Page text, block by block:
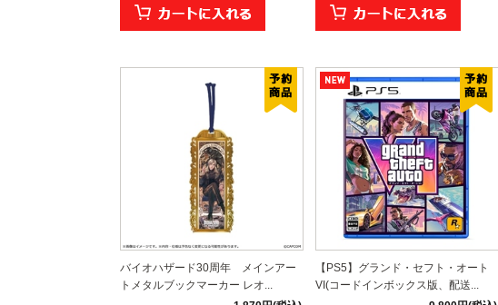
バイオハザード30周年 メインアー
トメタルブックマーカー レオ...
【PS5】グランド・セフト・オート
VI(コードインボックス版、配送...